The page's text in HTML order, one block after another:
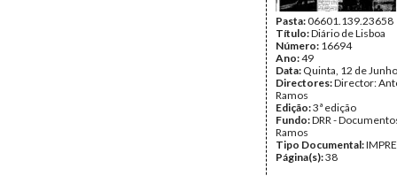
Pasta:06601.139.23658
Título:Diário de Lisboa
Número: 16694
Ano:49
Data: Quinta, 12 de
Directores:Director:
Ramos
Edição:3ª edição
Fundo:DRR -
Ramos
Tipo Documental:
Página(s):38